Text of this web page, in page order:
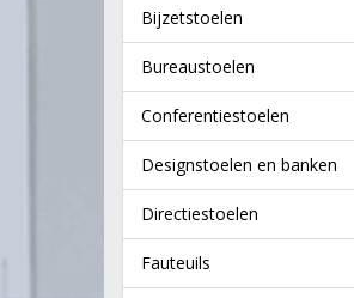
Bijzetstoelen
Bureaustoelen
Conferentiestoelen
Designstoelen en banken
Directiestoelen
Fauteuils